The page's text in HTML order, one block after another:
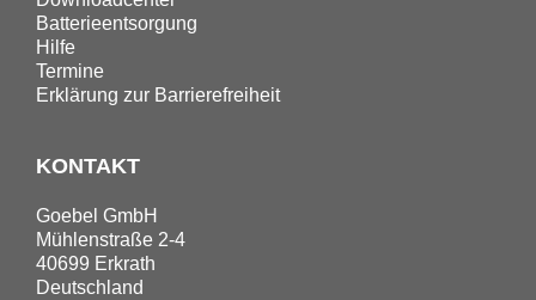
Batterieentsorgung
Hilfe
Termine
Erklärung zur Barrierefreiheit
KONTAKT
Goebel GmbH
Mühlenstraße 2-4
40699 Erkrath
Deutschland